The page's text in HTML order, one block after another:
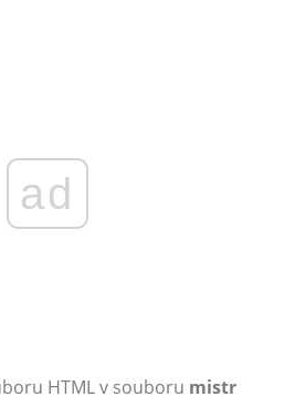
ad
HTML v souboru mistr